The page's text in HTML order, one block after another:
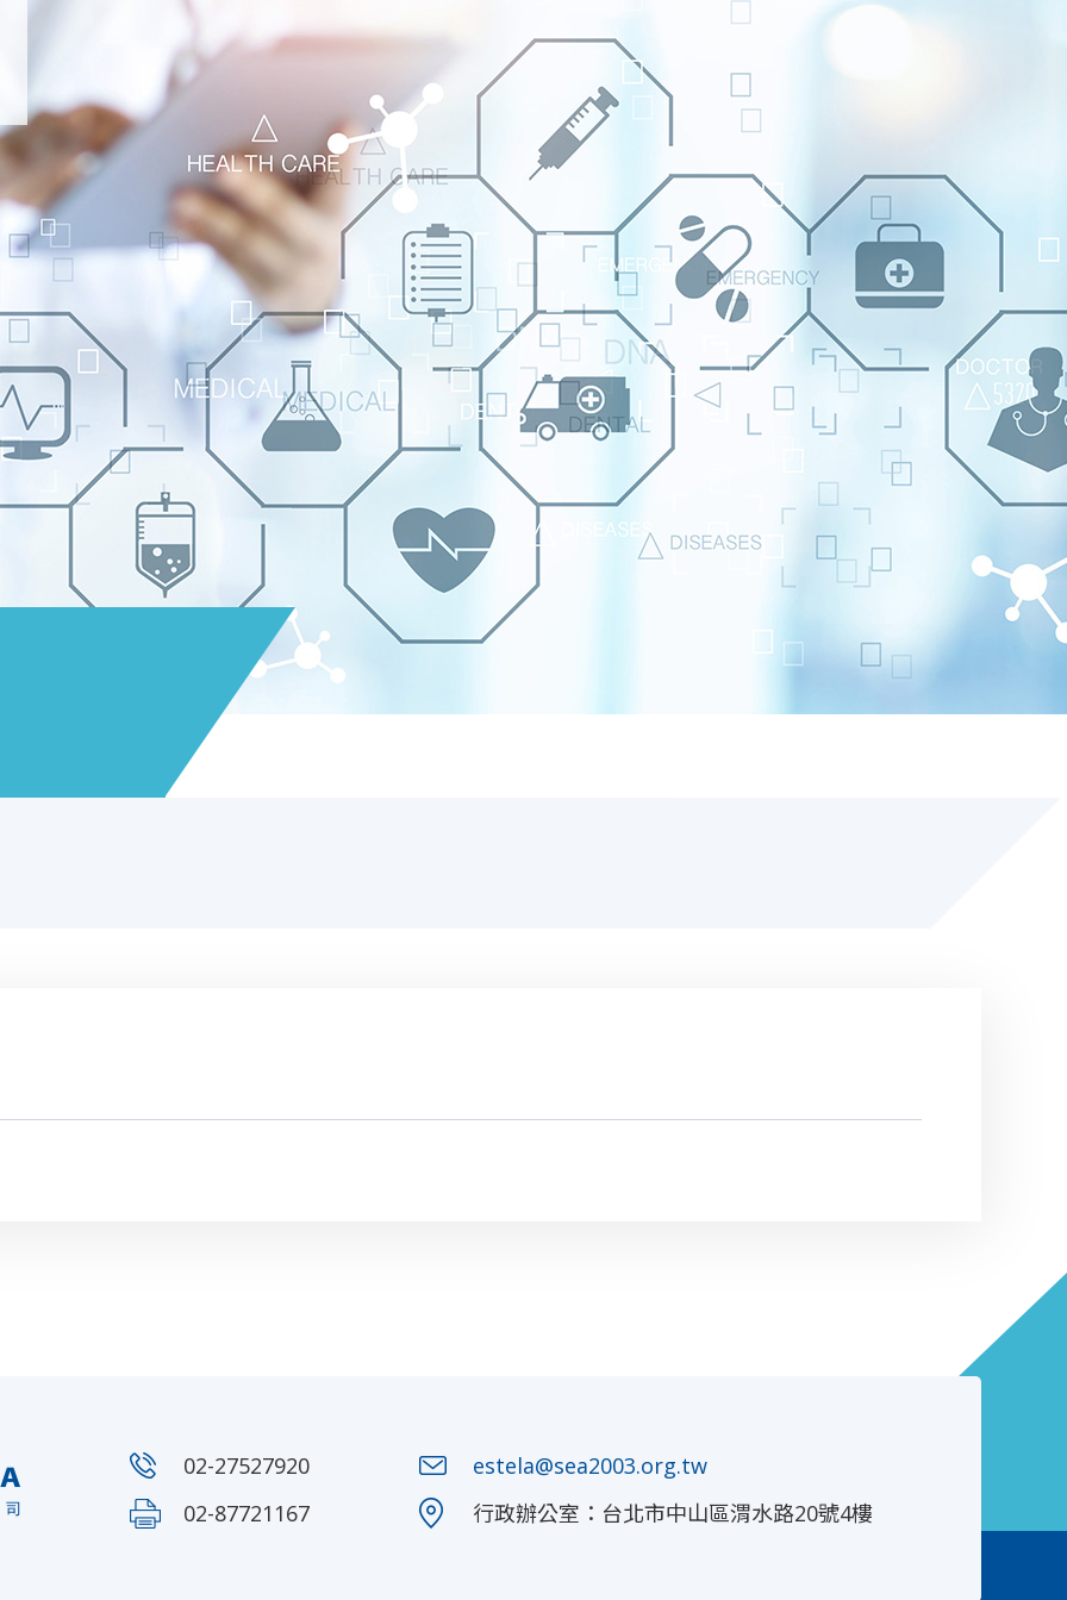
02-27527920
estela@sea2003.org.tw
02-87721167
行政辦公室：台北市中山區渭水路20號4樓